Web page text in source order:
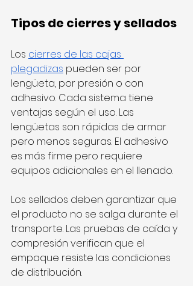
Tipos de cierres y sellados
Los cierres de las cajas
plegadizas pueden ser por
lengüeta, por presión o con
adhesivo. Cada sistema tiene
ventajas según el uso. Las
lengüetas son rápidas de armar
pero menos seguras. El adhesivo
es más firme pero requiere
equipos adicionales en el llenado.
Los sellados deben garantizar que
el producto no se salga durante el
transporte. Las pruebas de caída y
compresión verifican que el
empaque resiste las condiciones
de distribución.